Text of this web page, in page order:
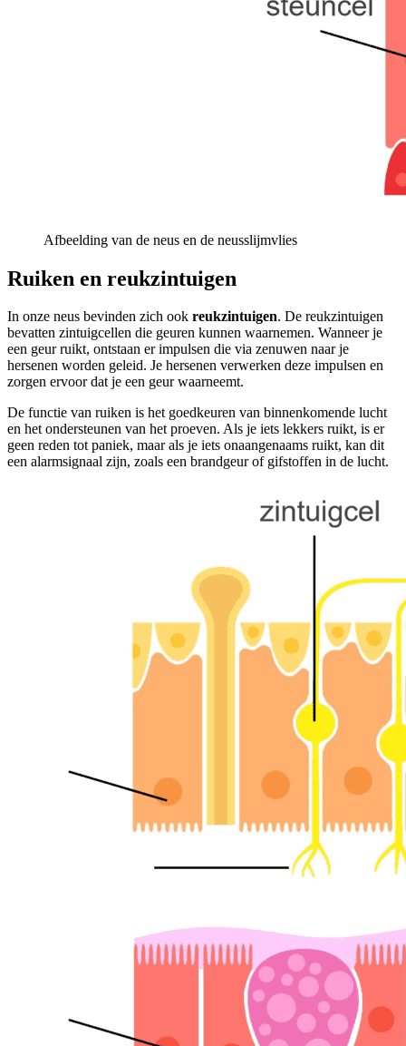
Afbeelding van de neus en de neusslijmvlies
Ruiken en reukzintuigen
In onze neus bevinden zich ook reukzintuigen. De reukzintuigen
bevatten zintuigcellen die geuren kunnen waarnemen. Wanneer je
een geur ruikt, ontstaan er impulsen die via zenuwen naar je
hersenen worden geleid. Je hersenen verwerken deze impulsen en
zorgen ervoor dat je een geur waarneemt.
De functie van ruiken is het goedkeuren van binnenkomende lucht
en het ondersteunen van het proeven. Als je iets lekkers ruikt, is er
geen reden tot paniek, maar als je iets onaangenaams ruikt, kan dit
een alarmsignaal zijn, zoals een brandgeur of gifstoffen in de lucht.